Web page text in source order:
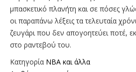
μπασκετικό πλανήτη και σε πόσες
οι παραπάνω λέξεις τα τελευταία
ζευγάρι που δεν απογοητεύει ποτέ,
στο ραντεβού του.
Κατηγορία NBA και άλλα